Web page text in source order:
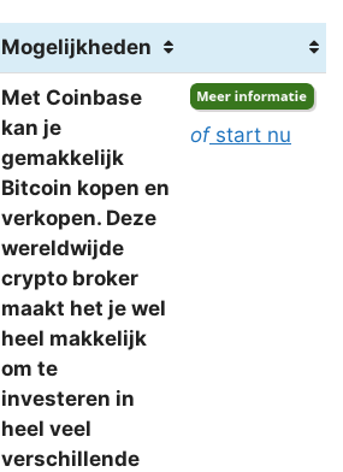
Mogelijkheden
Met Coinbase
kan je
gemakkelijk
Bitcoin kopen en
verkopen. Deze
wereldwijde
crypto broker
maakt het je wel
heel makkelijk
om te
investeren in
heel veel
verschillende
ofstart nu